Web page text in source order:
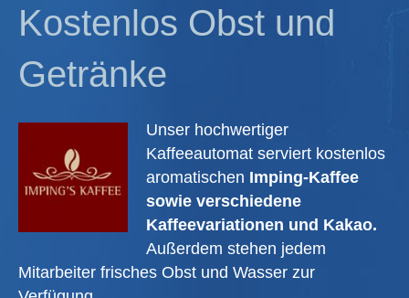
Kostenlos Obst und
Getränke
Unser hochwertiger
Kaffeeautomat serviert kostenlos
aromatischen Imping-Kaffee
sowie verschiedene
Kaffeevariationen und Kakao.
Außerdem stehen jedem
Mitarbeiter frisches Obst und Wasser zur